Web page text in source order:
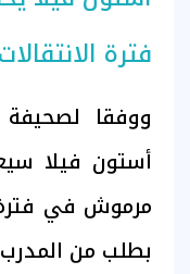
فترة
ووفقا لصحيفة
أستون فيلا
مرموش في فترة
بطلب من المدرب